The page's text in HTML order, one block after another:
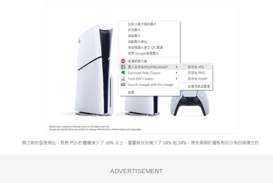
ADVERTISEMENT